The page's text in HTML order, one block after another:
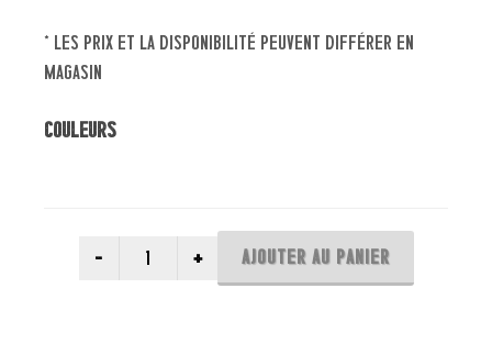
* les prix et la disponibilité peuvent différer en
magasin
Couleurs
AJOUTER AU PANIER